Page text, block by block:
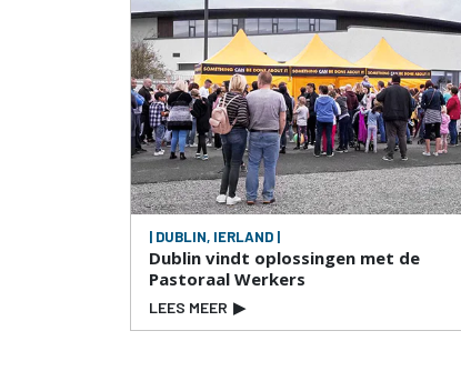
| DUBLIN, IERLAND |
Dublin vindt oplossingen met de
Pastoraal Werkers
LEES MEER ▶